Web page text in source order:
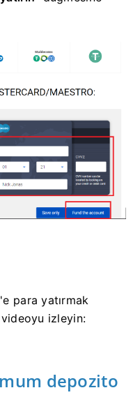
para yatırmak
izleyin:
depozito